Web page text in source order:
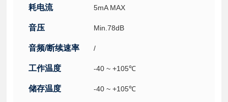
耗电流 5mA MAX
音压 Min.78dB
音频/断续速率 /
工作温度 -40 ~ +105℃
储存温度 -40 ~ +105℃